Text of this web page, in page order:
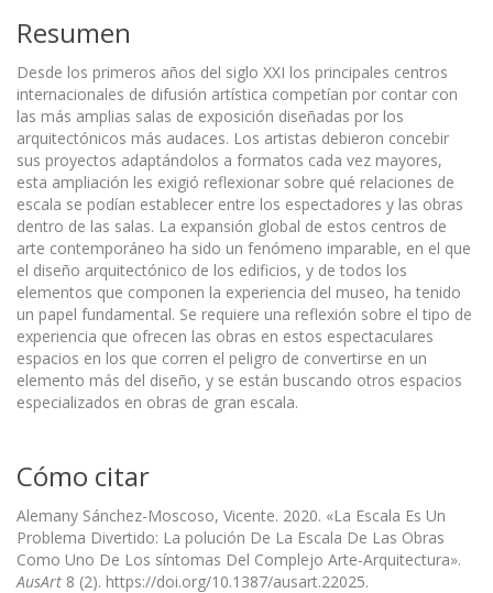
Resumen
Desde los primeros años del siglo XXI los principales centros
internacionales de difusión artística competían por contar con
las más amplias salas de exposición diseñadas por los
arquitectónicos más audaces. Los artistas debieron concebir
sus proyectos adaptándolos a formatos cada vez mayores,
esta ampliación les exigió reflexionar sobre qué relaciones de
escala se podían establecer entre los espectadores y las obras
dentro de las salas. La expansión global de estos centros de
arte contemporáneo ha sido un fenómeno imparable, en el que
el diseño arquitectónico de los edificios, y de todos los
elementos que componen la experiencia del museo, ha tenido
un papel fundamental. Se requiere una reflexión sobre el tipo de
experiencia que ofrecen las obras en estos espectaculares
espacios en los que corren el peligro de convertirse en un
elemento más del diseño, y se están buscando otros espacios
especializados en obras de gran escala.
Cómo citar
Alemany Sánchez-Moscoso, Vicente. 2020. «La Escala Es Un
Problema Divertido: La polución De La Escala De Las Obras
Como Uno De Los síntomas Del Complejo Arte-Arquitectura».
AusArt 8 (2). https://doi.org/10.1387/ausart.22025.